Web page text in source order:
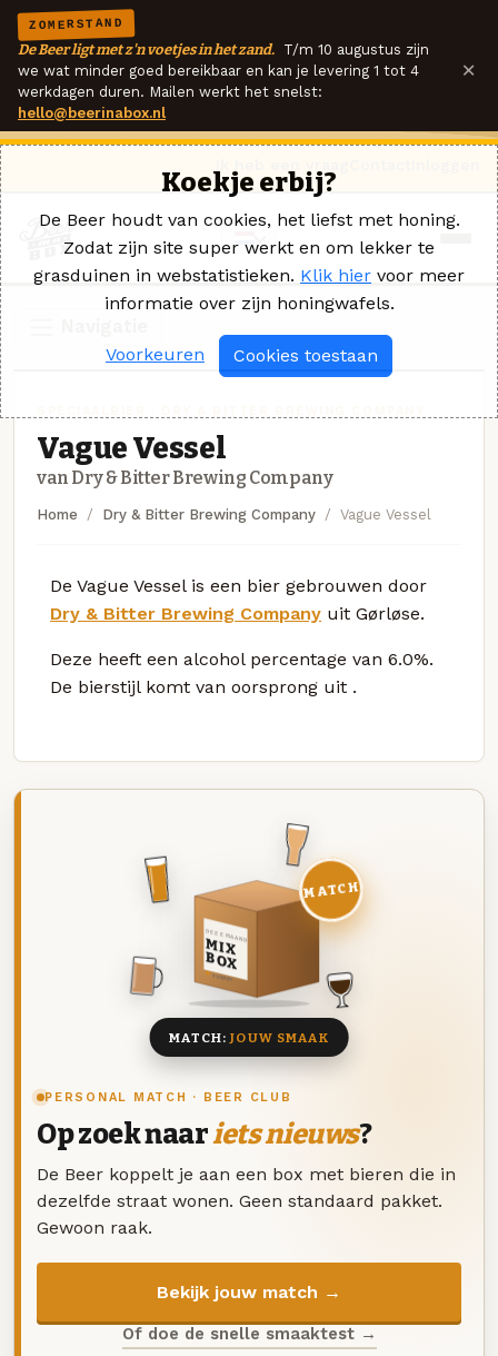
ZOMERSTAND
De Beer ligt met z'n voetjes in het zand. T/m 10 augustus zijn
we wat minder goed bereikbaar en kan je levering 1 tot 4
werkdagen duren. Mailen werkt het snelst:
hello@beerinabox.nl
×
Vague Vessel
van Dry & Bitter Brewing Company
Home Dry & Bitter Brewing Company Vague Vessel
De Vague Vessel is een bier gebrouwen door
Dry & Bitter Brewing Company uit Gørløse.
Deze heeft een alcohol percentage van 6.0%.
De bierstijl komt van oorsprong uit .
PERSONAL MATCH · BEER CLUB
Op zoek naariets nieuws?
De Beer koppelt je aan een box met bieren die in
dezelfde straat wonen. Geen standaard pakket.
Gewoon raak.
Bekijk jouw match →
Of doe de snelle smaaktest →
DEZE MAAND
MIX
BOX
8 BIEREN
MATCH
MATCH:JOUW SMAAK
Koekje erbij?
De Beer houdt van cookies, het liefst met honing.
Zodat zijn site super werkt en om lekker te
grasduinen in webstatistieken. Klik hier voor meer
informatie over zijn honingwafels.
Voorkeuren Cookies toestaan